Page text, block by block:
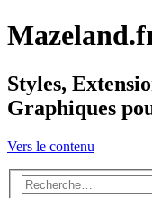
Styles,
Graphiques
Vers le contenu